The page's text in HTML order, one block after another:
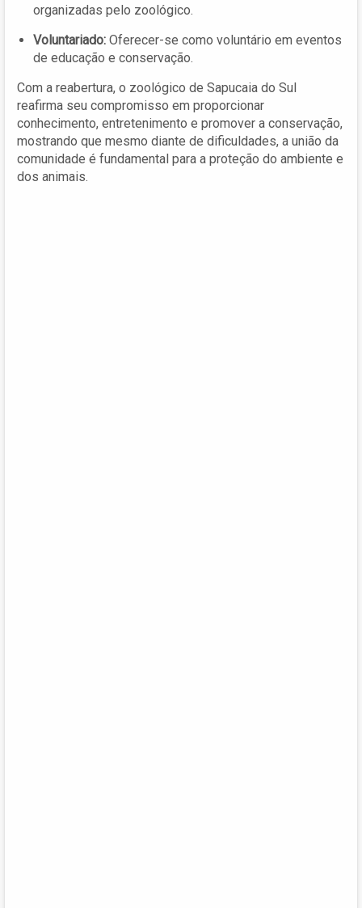
organizadas pelo zoológico.
Voluntariado: Oferecer-se como voluntário em eventos
de educação e conservação.
Com a reabertura, o zoológico de Sapucaia do Sul
reafirma seu compromisso em proporcionar
conhecimento, entretenimento e promover a conservação,
mostrando que mesmo diante de dificuldades, a união da
comunidade é fundamental para a proteção do ambiente e
dos animais.